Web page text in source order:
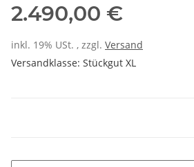
2.490,00 €
inkl. 19% USt. , zzgl. Versand
Versandklasse: Stückgut XL